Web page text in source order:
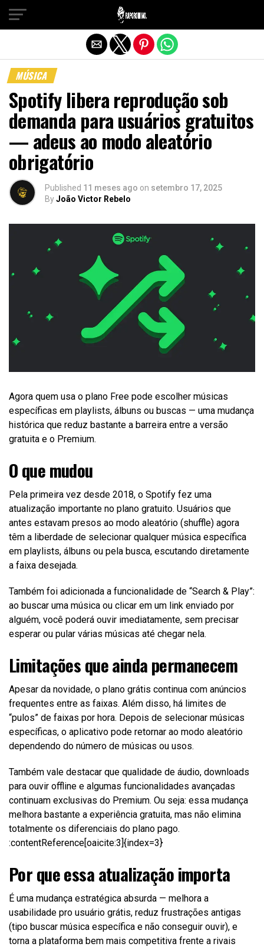
MÚSICA
Spotify libera reprodução sob
demanda para usuários gratuitos
— adeus ao modo aleatório
obrigatório
Published 11 meses ago on setembro 17, 2025
ByJoão Victor Rebelo
Agora quem usa o plano Free pode escolher músicas
específicas em playlists, álbuns ou buscas — uma mudança
histórica que reduz bastante a barreira entre a versão
gratuita e o Premium.
O que mudou
Pela primeira vez desde 2018, o Spotify fez uma
atualização importante no plano gratuito. Usuários que
antes estavam presos ao modo aleatório (shuffle) agora
têm a liberdade de selecionar qualquer música específica
em playlists, álbuns ou pela busca, escutando diretamente
a faixa desejada.
Também foi adicionada a funcionalidade de “Search & Play”:
ao buscar uma música ou clicar em um link enviado por
alguém, você poderá ouvir imediatamente, sem precisar
esperar ou pular várias músicas até chegar nela.
Limitações que ainda permanecem
Apesar da novidade, o plano grátis continua com anúncios
frequentes entre as faixas. Além disso, há limites de
“pulos” de faixas por hora. Depois de selecionar músicas
específicas, o aplicativo pode retornar ao modo aleatório
dependendo do número de músicas ou usos.
Também vale destacar que qualidade de áudio, downloads
para ouvir offline e algumas funcionalidades avançadas
continuam exclusivas do Premium. Ou seja: essa mudança
melhora bastante a experiência gratuita, mas não elimina
totalmente os diferenciais do plano pago.
:contentReference[oaicite:3]{index=3}
Por que essa atualização importa
É uma mudança estratégica absurda — melhora a
usabilidade pro usuário grátis, reduz frustrações antigas
(tipo buscar música específica e não conseguir ouvir), e
torna a plataforma bem mais competitiva frente a rivais
Sair da versão mobile